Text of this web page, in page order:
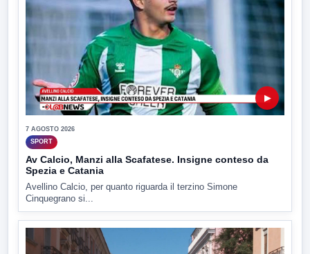
▶
7 AGOSTO 2026
SPORT
Av Calcio, Manzi alla Scafatese. Insigne conteso da
Spezia e Catania
Avellino Calcio, per quanto riguarda il terzino Simone
Cinquegrano si...